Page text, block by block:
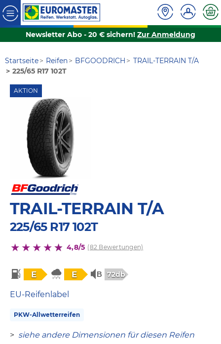
Newsletter Abo - 20 € sichern! Zur Anmeldung
Startseite Reifen BFGOODRICH
TRAIL-TERRAIN T/A
225/65 R17 102T
AKTION
TRAIL-TERRAIN T/A
225/65 R17 102T
4,8/5 (82 Bewertungen)
E E 72db
EU-Reifenlabel
PKW-Allwetterreifen
> siehe andere Dimensionen für diesen Reifen